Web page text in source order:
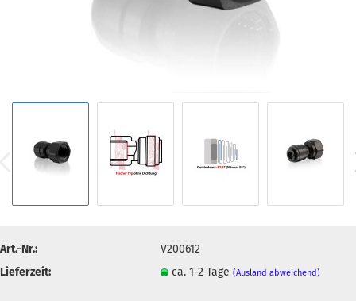
Art.-Nr.:
V200612
Lieferzeit:
ca. 1-2 Tage (Ausland abweichend)